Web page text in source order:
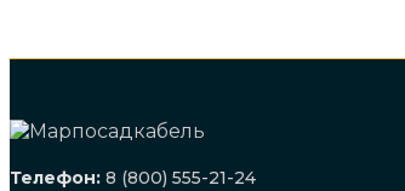
Телефон: 8 (800) 555-21-24